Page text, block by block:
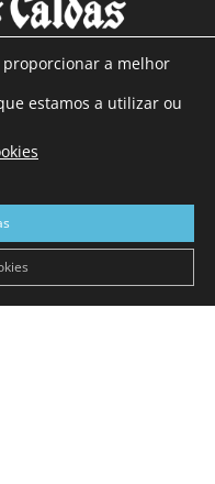
e mais de 90 anos de
de 40.000 leitores por
em Portugal
online.
proporcionar a melhor
estamos a utilizar ou